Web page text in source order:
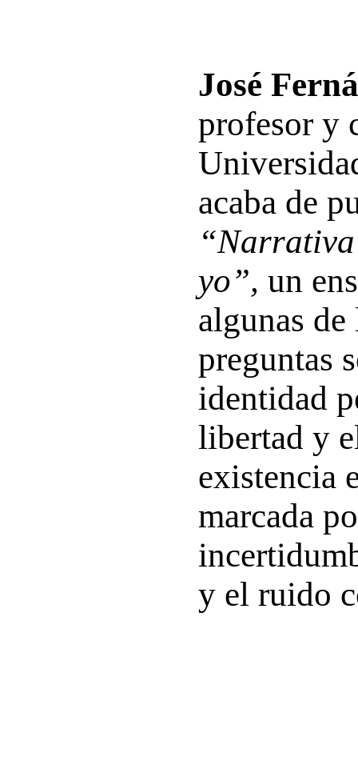
José
profesor y
acaba de
yo”, un
algunas de
preguntas
identidad
libertad y
existencia
marcada
y el ruido